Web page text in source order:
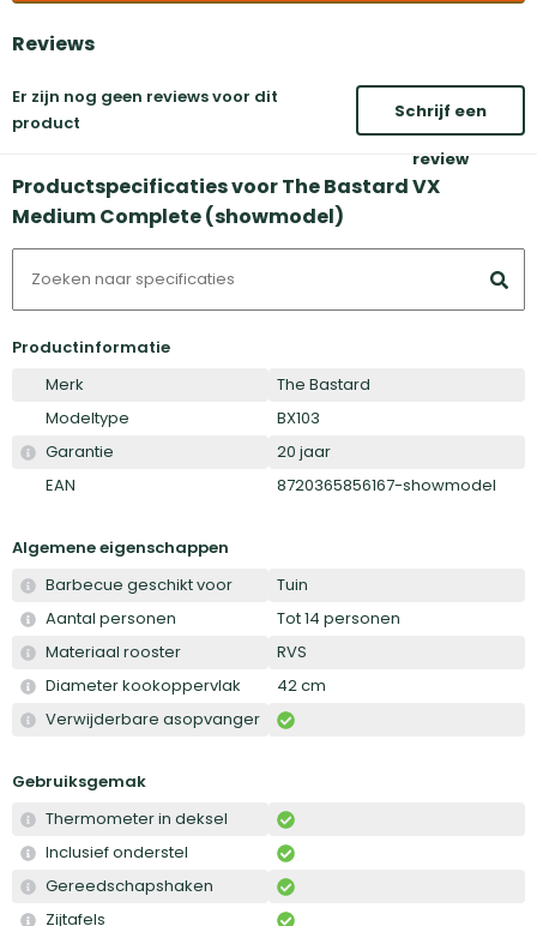
Reviews
Er zijn nog geen reviews voor dit
product
Schrijf een
review
Productspecificaties voor The Bastard VX
Medium Complete (showmodel)
Productinformatie
Merk
The Bastard
Modeltype
BX103
Garantie
20 jaar
EAN
8720365856167-showmodel
Algemene eigenschappen
Barbecue geschikt voor
Tuin
Aantal personen
Tot 14 personen
Materiaal rooster
RVS
Diameter kookoppervlak
42 cm
Verwijderbare asopvanger
Gebruiksgemak
Thermometer in deksel
Inclusief onderstel
Gereedschapshaken
Zijtafels